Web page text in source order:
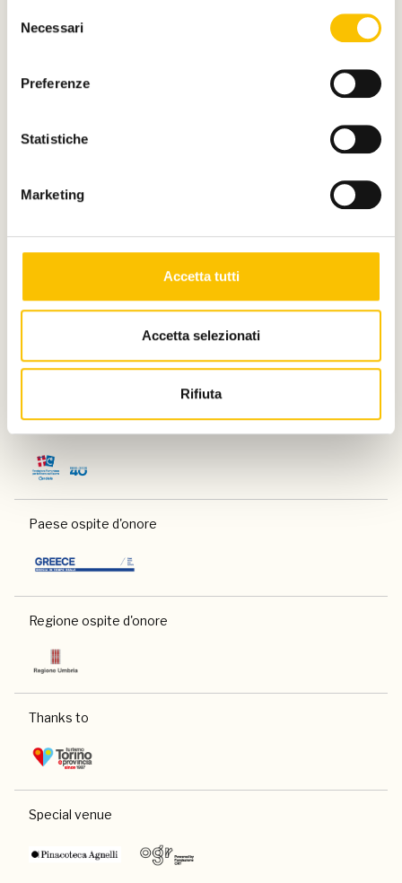
delNecessari
Preferenze
Statistiche
Marketing
Accetta tutti
Accetta selezionati
Rifiuta
Main media partner
Partner
Paese ospite d'onore
Regione ospite d'onore
Thanks to
Special venue